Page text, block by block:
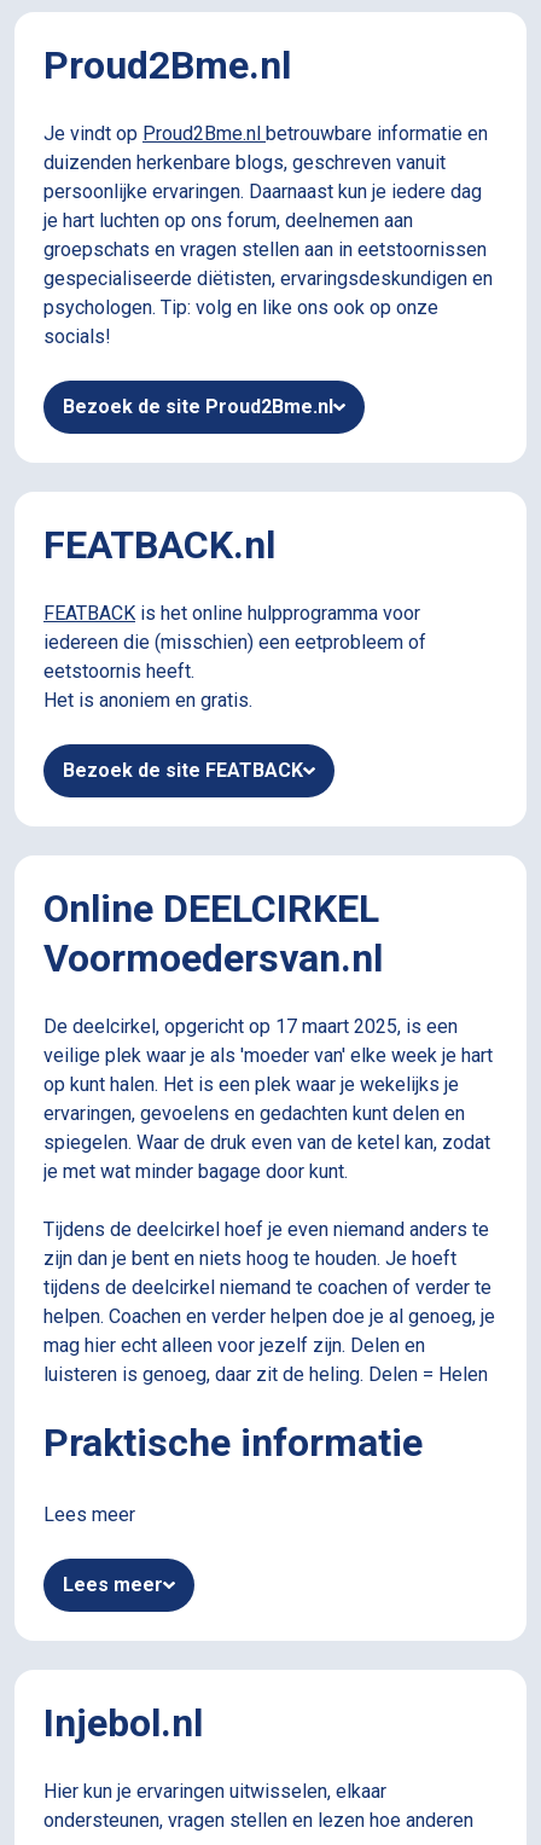
Proud2Bme.nl
Je vindt op Proud2Bme.nl betrouwbare informatie en
duizenden herkenbare blogs, geschreven vanuit
persoonlijke ervaringen. Daarnaast kun je iedere dag
je hart luchten op ons forum, deelnemen aan
groepschats en vragen stellen aan in eetstoornissen
gespecialiseerde diëtisten, ervaringsdeskundigen en
psychologen. Tip: volg en like ons ook op onze
socials!
Bezoek de site Proud2Bme.nl
FEATBACK.nl
FEATBACK is het online hulpprogramma voor
iedereen die (misschien) een eetprobleem of
eetstoornis heeft.
Het is anoniem en gratis.
Bezoek de site FEATBACK
Online DEELCIRKEL
Voormoedersvan.nl
​De deelcirkel, opgericht op 17 maart 2025, is een
veilige plek waar je als 'moeder van' elke week je hart
op kunt halen. Het is een plek waar je wekelijks je
ervaringen, gevoelens en gedachten kunt delen en
spiegelen. Waar de druk even van de ketel kan, zodat
je met wat minder bagage door kunt.
Tijdens de deelcirkel hoef je even niemand anders te
zijn dan je bent en niets hoog te houden. Je hoeft
tijdens de deelcirkel niemand te coachen of verder te
helpen. Coachen en verder helpen doe je al genoeg, je
mag hier echt alleen voor jezelf zijn. Delen en
luisteren is genoeg, daar zit de heling. ​Delen = Helen
Praktische informatie
De online Deelcirkel vindt elke maandagavond plaats
Je kunt je op deze pagina aanmelden voor de
Als je je hebt aangemeld ontvang je automatisch elke
Je hoeft je dus maar een keer aan te melden.
Afmelden kan uiteraard altijd.
Lees meer
Lees meer
Injebol.nl
Hier kun je ervaringen uitwisselen, elkaar
ondersteunen, vragen stellen en lezen hoe anderen